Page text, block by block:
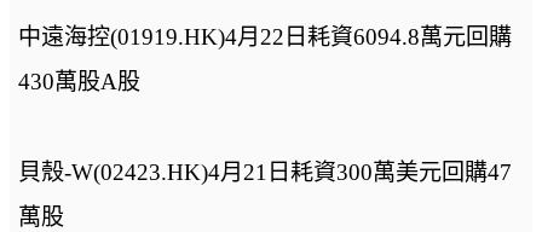
中遠海控(01919.HK)4月22日耗資6094.8萬元回購
430萬股A股
貝殼-W(02423.HK)4月21日耗資300萬美元回購47
萬股